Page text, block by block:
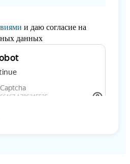
и даю согласие на
данных